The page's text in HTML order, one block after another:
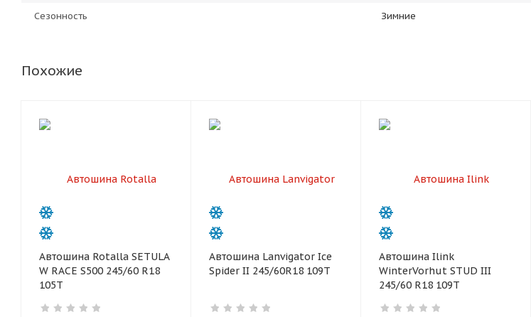
Сезонность Зимние
Похожие
Автошина Rotalla SETULA
W RACE S500 245/60 R18
105T
Автошина Lanvigator Ice
Spider II 245/60R18 109T
Автошина Ilink
WinterVorhut STUD III
245/60 R18 109T